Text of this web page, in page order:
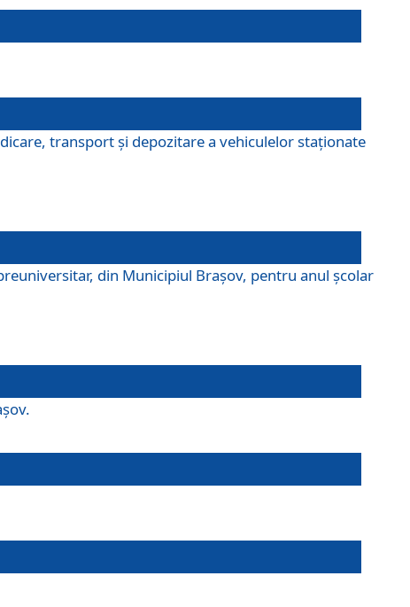
transport şi depozitare a vehiculelor staționate
din Municipiul Braşov, pentru anul școlar